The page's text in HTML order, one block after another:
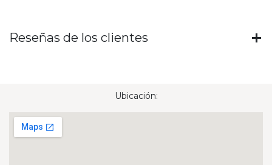
Reseñas de los clientes
Ubicación: